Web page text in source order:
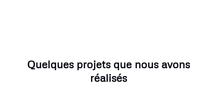
Quelques projets que nous avons
réalisés